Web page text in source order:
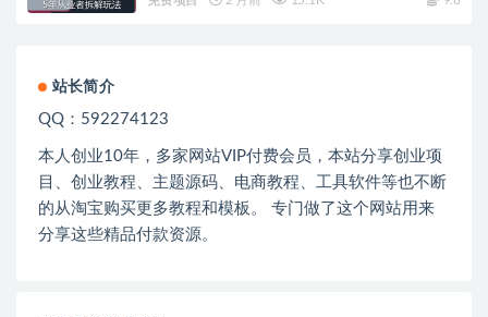
站长简介
QQ：592274123
本人创业10年，多家网站VIP付费会员，本站分享创业项
目、创业教程、主题源码、电商教程、工具软件等也不断
的从淘宝购买更多教程和模板。 专门做了这个网站用来
分享这些精品付款资源。